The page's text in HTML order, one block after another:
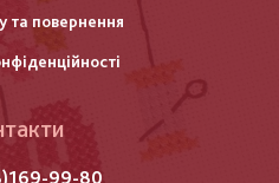
та повернення
99-80